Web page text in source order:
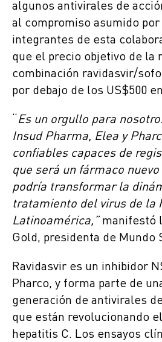
algunos antivirales de
al compromiso asumido
integrantes de esta
que el precio objetivo de la
combinación ravidasvir/
por debajo de los US$500
Es un orgullo para
Insud Pharma, Elea y
confiables capaces de
que será un fármaco
podría transformar la
tratamiento del virus de la
Latinoamérica,” manifestó
Gold, presidenta de Mundo
Ravidasvir es un inhibidor
Pharco, y forma parte de
generación de antivirales
que están revolucionando
hepatitis C. Los ensayos